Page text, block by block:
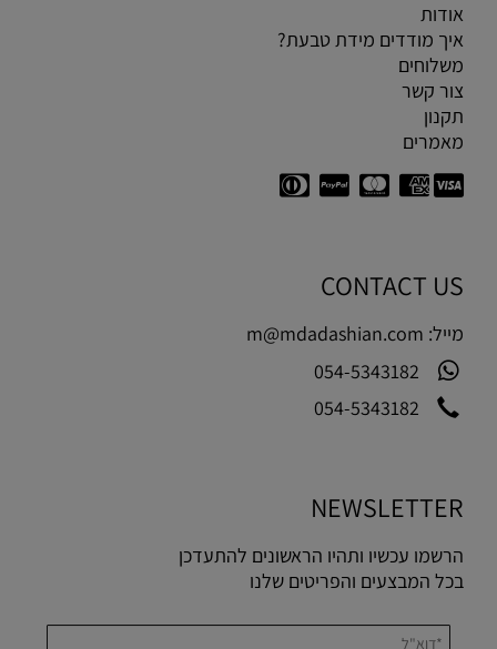
אודות
איך מודדים מידת טבעת?
משלוחים
צור קשר
תקנון
מאמרים
CONTACT US
מייל: m@mdadashian.com
054-5343182
054-5343182
NEWSLETTER
הרשמו עכשיו ותהיו הראשונים להתעדכן
בכל המבצעים והפריטים שלנו